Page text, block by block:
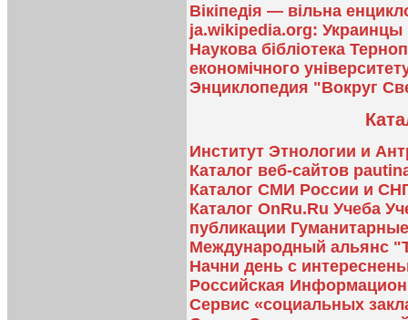
Вікіпедія — вільна
ja.wikipedia.org: Украинцы
Наукова бібліотека
економічного
Энциклопедия "Вокруг
Институт Этнологии и
Каталог веб-сайтов
Каталог СМИ России и
Каталог OnRu.Ru Учеба
публикации
Международный альянс
Начни день с
Российская
Сервис «социальных